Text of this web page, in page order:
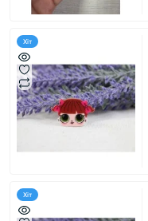
Хіт
Хіт